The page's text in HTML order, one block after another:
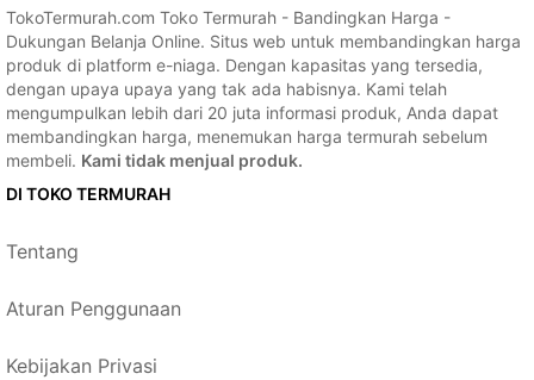
TokoTermurah.com Toko Termurah - Bandingkan Harga -
Dukungan Belanja Online. Situs web untuk membandingkan harga
produk di platform e-niaga. Dengan kapasitas yang tersedia,
dengan upaya upaya yang tak ada habisnya. Kami telah
mengumpulkan lebih dari 20 juta informasi produk, Anda dapat
membandingkan harga, menemukan harga termurah sebelum
membeli. Kami tidak menjual produk.
DI TOKO TERMURAH
Tentang
Aturan Penggunaan
Kebijakan Privasi